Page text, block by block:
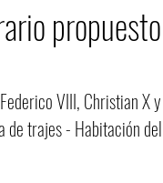
propuesto
VIII, Christian
de trajes - Habitación